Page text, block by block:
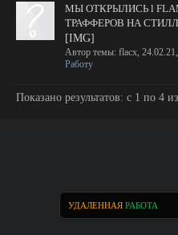
УДАЛЕННАЯ РАБОТА
МЫ ОТКРЫЛИСЬ l
ТРАФФЕРОВ НА
[IMG]
Автор темы: flacx, 24.02.21
Работу
Показано результатов: с 1 по 4